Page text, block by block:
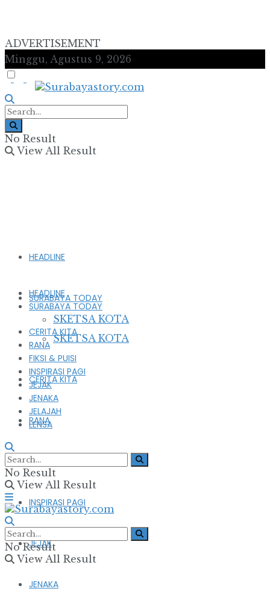
ADVERTISEMENT
Minggu, Agustus 9, 2026
No Result
View All Result
HEADLINE
SURABAYA TODAY
SKETSA KOTA
CERITA KITA
RANA
FIKSI & PUISI
INSPIRASI PAGI
JEJAK
JENAKA
HEADLINE
SURABAYA TODAY
SKETSA KOTA
CERITA KITA
RANA
FIKSI & PUISI
INSPIRASI PAGI
JEJAK
JENAKA
JELAJAH
LENSA
No Result
View All Result
No Result
View All Result